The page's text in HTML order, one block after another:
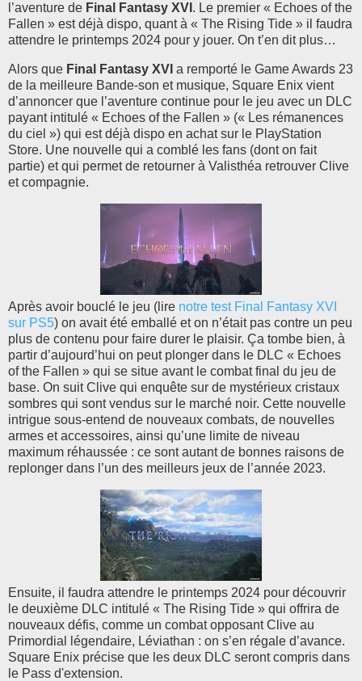
l’aventure de Final Fantasy XVI . Le premier « Echoes of the
Fallen » est déjà dispo, quant à « The Rising Tide » il faudra
attendre le printemps 2024 pour y jouer. On t’en dit plus…
Alors que Final Fantasy XVI a remporté le Game Awards 23
de la meilleure Bande-son et musique, Square Enix vient
d’annoncer que l’aventure continue pour le jeu avec un DLC
payant intitulé « Echoes of the Fallen » (« Les rémanences
du ciel ») qui est déjà dispo en achat sur le PlayStation
Store. Une nouvelle qui a comblé les fans (dont on fait
partie) et qui permet de retourner à Valisthéa retrouver Clive
et compagnie.
Après avoir bouclé le jeu (lire notre test Final Fantasy XVI
sur PS5) on avait été emballé et on n’était pas contre un peu
plus de contenu pour faire durer le plaisir. Ça tombe bien, à
partir d’aujourd’hui on peut plonger dans le DLC « Echoes
of the Fallen » qui se situe avant le combat final du jeu de
base. On suit Clive qui enquête sur de mystérieux cristaux
sombres qui sont vendus sur le marché noir. Cette nouvelle
intrigue sous-entend de nouveaux combats, de nouvelles
armes et accessoires, ainsi qu’une limite de niveau
maximum réhaussée : ce sont autant de bonnes raisons de
replonger dans l’un des meilleurs jeux de l’année 2023.
Ensuite, il faudra attendre le printemps 2024 pour découvrir
le deuxième DLC intitulé « The Rising Tide » qui offrira de
nouveaux défis, comme un combat opposant Clive au
Primordial légendaire, Léviathan : on s’en régale d’avance.
Square Enix précise que les deux DLC seront compris dans
le Pass d'extension.